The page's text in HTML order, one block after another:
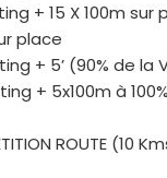
+ 15 X 100m sur
place
+ 5’ (90% de la
+ 5x100m à
ROUTE (10